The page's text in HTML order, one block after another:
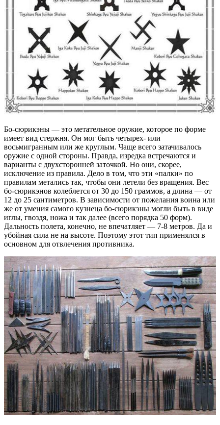
Бо-сюрикэны — это метательное оружие, которое по форме
имеет вид стержня. Он мог быть четырех- или
восьмигранным или же круглым. Чаще всего затачивалось
оружие с одной стороны. Правда, изредка встречаются и
варианты с двухсторонней заточкой. Но они, скорее,
исключение из правила. Дело в том, что эти «палки» по
правилам метались так, чтобы они летели без вращения. Вес
бо-сюрикэнов колеблется от 30 до 150 граммов, а длина — от
12 до 25 сантиметров. В зависимости от пожелания воина или
же от умения самого кузнеца бо-сюрикэны могли быть в виде
иглы, гвоздя, ножа и так далее (всего порядка 50 форм).
Дальность полета, конечно, не впечатляет — 7-8 метров. Да и
убойная сила не на высоте. Поэтому этот тип применялся в
основном для отвлечения противника.